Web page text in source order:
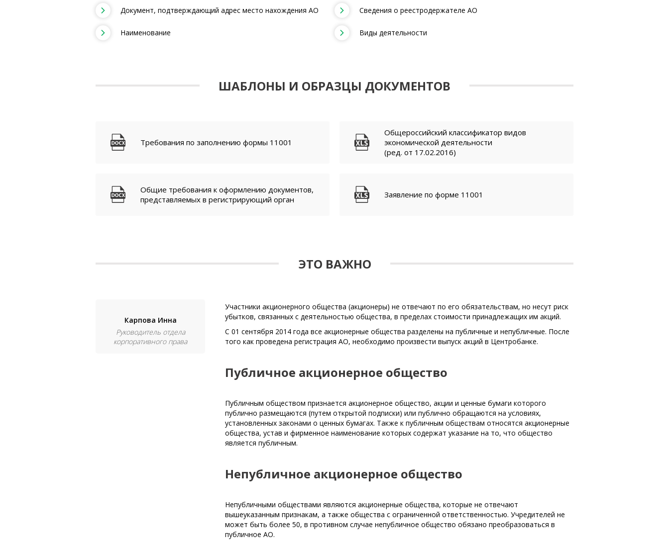
Документ, подтверждающий адрес место нахождения АО Сведения о реестродержателе АО
Наименование Виды деятельности
ШАБЛОНЫ И ОБРАЗЦЫ ДОКУМЕНТОВ
Требования по заполнению формы 11001
Общероссийский классификатор видов
экономической деятельности
(ред. от 17.02.2016)
Общие требования к оформлению документов,
представляемых в регистрирующий орган
Заявление по форме 11001
ЭТО ВАЖНО
Карпова Инна
Руководитель отдела
корпоративного права
Участники акционерного общества (акционеры) не отвечают по его обязательствам, но несут риск
убытков, связанных с деятельностью общества, в пределах стоимости принадлежащих им акций.
С 01 сентября 2014 года все акционерные общества разделены на публичные и непубличные. После
того как проведена регистрация АО, необходимо произвести выпуск акций в Центробанке.
Публичное акционерное общество
Публичным обществом признается акционерное общество, акции и ценные бумаги которого
публично размещаются (путем открытой подписки) или публично обращаются на условиях,
установленных законами о ценных бумагах. Также к публичным обществам относятся акционерные
общества, устав и фирменное наименование которых содержат указание на то, что общество
является публичным.
Непубличное акционерное общество
Непубличными обществами являются акционерные общества, которые не отвечают
вышеуказанным признакам, а также общества с ограниченной ответственностью. Учредителей не
может быть более 50, в противном случае непубличное общество обязано преобразоваться в
публичное АО.